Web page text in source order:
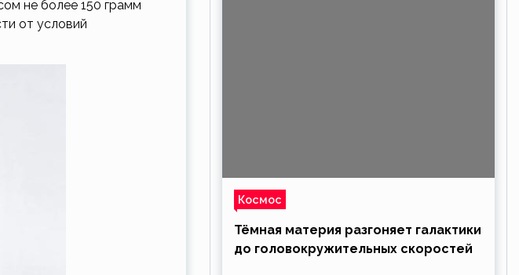
не более 150 грамм
от условий
Космос
Тёмная материя разгоняет галактики
до головокружительных скоростей